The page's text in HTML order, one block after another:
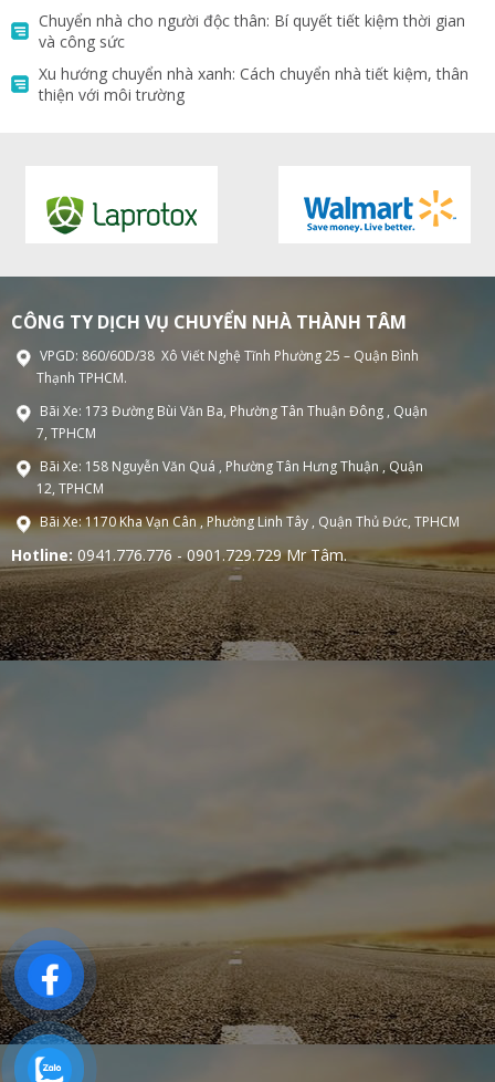
Chuyển nhà cho người độc thân: Bí quyết tiết kiệm thời gian
và công sức
Xu hướng chuyển nhà xanh: Cách chuyển nhà tiết kiệm, thân
thiện với môi trường
CÔNG TY DỊCH VỤ CHUYỂN NHÀ THÀNH TÂM
VPGD: 860/60D/38 Xô Viết Nghệ Tĩnh Phường 25 – Quận Bình
Thạnh TPHCM.
Bãi Xe: 173 Đường Bùi Văn Ba, Phường Tân Thuận Đông , Quận
7, TPHCM
Bãi Xe: 158 Nguyễn Văn Quá , Phường Tân Hưng Thuận , Quận
12, TPHCM
Bãi Xe: 1170 Kha Vạn Cân , Phường Linh Tây , Quận Thủ Đức, TPHCM
Hotline: 0941.776.776 - 0901.729.729 Mr Tâm.